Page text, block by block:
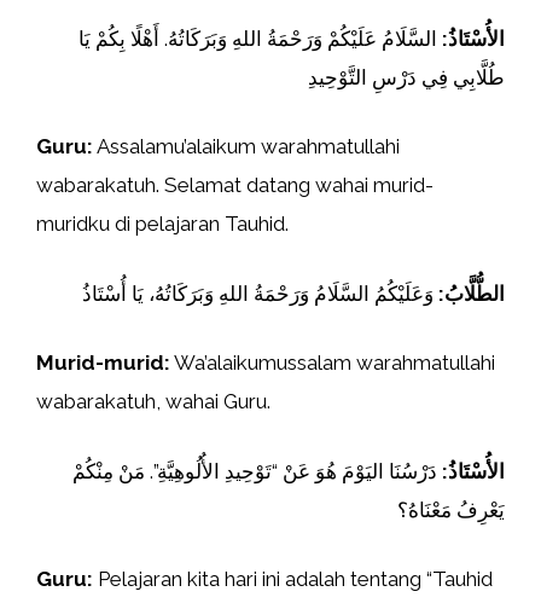
الأُسْتَاذُ: السَّلَامُ عَلَيْكُمْ وَرَحْمَةُ اللهِ وَبَرَكَاتُهُ. أَهْلًا بِكُمْ يَا
طُلَّابِي فِي دَرْسِ التَّوْحِيدِ
Guru: Assalamu’alaikum warahmatullahi
wabarakatuh. Selamat datang wahai murid-
muridku di pelajaran Tauhid.
الطُّلَّابُ: وَعَلَيْكُمُ السَّلَامُ وَرَحْمَةُ اللهِ وَبَرَكَاتُهُ، يَا أُسْتَاذُ
Murid-murid: Wa’alaikumussalam warahmatullahi
wabarakatuh, wahai Guru.
الأُسْتَاذُ: دَرْسُنَا اليَوْمَ هُوَ عَنْ “تَوْحِيدِ الأُلُوهِيَّةِ”. مَنْ مِنْكُمْ
يَعْرِفُ مَعْنَاهُ؟
Guru: Pelajaran kita hari ini adalah tentang “Tauhid